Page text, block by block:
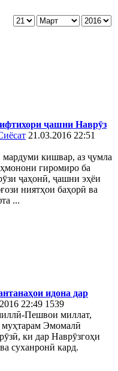
ҷашни Наврӯз
21.03.2016 22:51
кишвар, аз ҷумла
гиромиро ба
ҷаҳонӣ, ҷашни эҳёи
ниятҳои баҳорӣ ва
...
идона дар
22:49 1539
Пешвои миллат,
Эмомалӣ
ки дар Наврӯзгоҳи
суханронӣ кард.